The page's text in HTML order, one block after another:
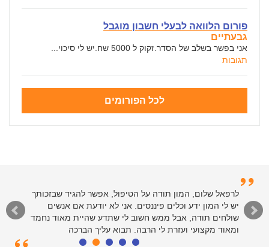
פורום הלוואה לבעלי חשבון מוגבל
גבעתיים
אני בפשר בשלב של הסדר.זקוק ל 5000 שח.יש לי סיכוי...
תגובות
לכל הפורומים
לרפאל שלום, המון תודה על הטיפול, אפשר להגיד שבזכותך
יש לי המון ידע וכלים פיננסים. אני לא יודעת אם אנשים
שולחים תודה, אבל ממש חשוב לי שתדע שהיית מאוד נחמד
ומאוד מקצועי ועזרת לי הרבה. תבוא עליך הברכה